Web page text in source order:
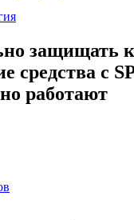
защищать
средства с
работают